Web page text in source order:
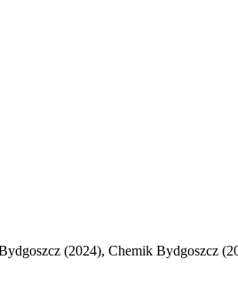
(2024), Chemik Bydgoszcz